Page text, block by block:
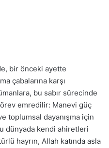
bir önceki ayette
çabalarına karşı
bu sabır sürecinde
emredilir: Manevi güç
toplumsal dayanışma için
dünyada kendi ahiretleri
hayrın, Allah katında asla